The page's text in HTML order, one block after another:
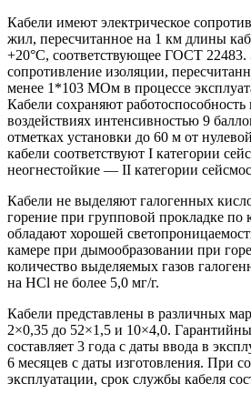
Кабели имеют электрическое
жил, пересчитанное на 1 км длины
+20°C, соответствующее ГОСТ 22483.
сопротивление изоляции,
менее 1*103 МОм в процессе
Кабели сохраняют
воздействиях интенсивностью 9
отметках установки до 60 м от
кабели соответствуют I категории
неогнестойкие — II категории
Кабели не выделяют галогенных
горение при групповой прокладке
обладают хорошей
камере при дымообразовании при
количество выделяемых газов
на HCl не более 5,0 мг/г.
Кабели представлены в различных
2×0,35 до 52×1,5 и 10×4,0.
составляет 3 года с даты ввода в
6 месяцев с даты изготовления. При
эксплуатации, срок службы кабеля